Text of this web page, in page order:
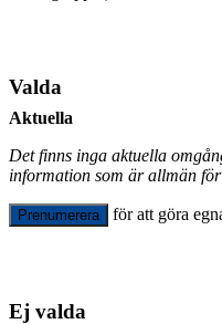
Valda
Aktuella
Det finns inga aktuella
information som är allmän
Prenumerera för att göra
Ej valda